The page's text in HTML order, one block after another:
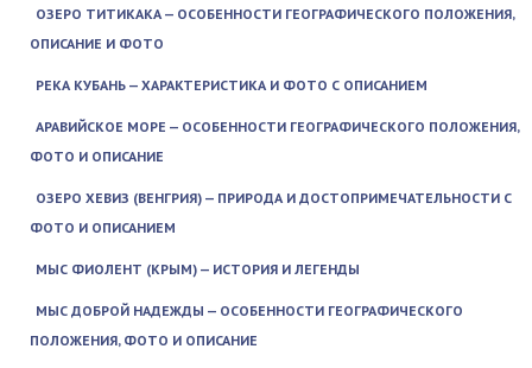
ОЗЕРО ТИТИКАКА — ОСОБЕННОСТИ ГЕОГРАФИЧЕСКОГО ПОЛОЖЕНИЯ,
ОПИСАНИЕ И ФОТО
РЕКА КУБАНЬ — ХАРАКТЕРИСТИКА И ФОТО С ОПИСАНИЕМ
АРАВИЙСКОЕ МОРЕ — ОСОБЕННОСТИ ГЕОГРАФИЧЕСКОГО ПОЛОЖЕНИЯ,
ФОТО И ОПИСАНИЕ
ОЗЕРО ХЕВИЗ (ВЕНГРИЯ) — ПРИРОДА И ДОСТОПРИМЕЧАТЕЛЬНОСТИ С
ФОТО И ОПИСАНИЕМ
МЫС ФИОЛЕНТ (КРЫМ) — ИСТОРИЯ И ЛЕГЕНДЫ
МЫС ДОБРОЙ НАДЕЖДЫ — ОСОБЕННОСТИ ГЕОГРАФИЧЕСКОГО
ПОЛОЖЕНИЯ, ФОТО И ОПИСАНИЕ